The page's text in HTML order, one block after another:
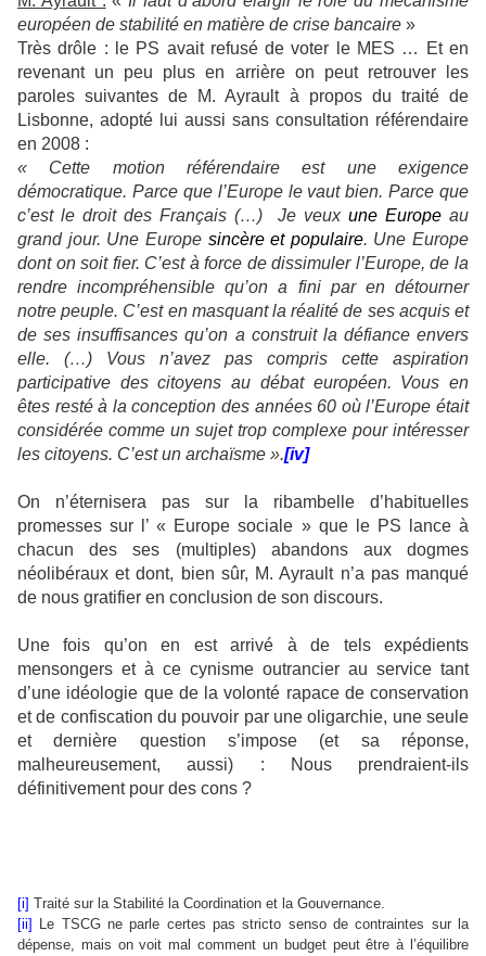
européen de stabilité en matière de crise bancaire »
Très drôle : le PS avait refusé de voter le MES … Et en
revenant un peu plus en arrière on peut retrouver les
paroles suivantes de M. Ayrault à propos du traité de
Lisbonne, adopté lui aussi sans consultation référendaire
en 2008 :
« Cette motion référendaire est une exigence
démocratique. Parce que l’Europe le vaut bien. Parce que
c’est le droit des Français (…) Je veux une Europe au
grand jour. Une Europe sincère et populaire. Une Europe
dont on soit fier. C’est à force de dissimuler l’Europe, de la
rendre incompréhensible qu’on a fini par en détourner
notre peuple. C’est en masquant la réalité de ses acquis et
de ses insuffisances qu’on a construit la défiance envers
elle. (…) Vous n’avez pas compris cette aspiration
participative des citoyens au débat européen. Vous en
êtes resté à la conception des années 60 où l’Europe était
considérée comme un sujet trop complexe pour intéresser
les citoyens. C’est un archaïsme ».[iv]
On n’éternisera pas sur la ribambelle d’habituelles
promesses sur l’ « Europe sociale » que le PS lance à
chacun des ses (multiples) abandons aux dogmes
néolibéraux et dont, bien sûr, M. Ayrault n’a pas manqué
de nous gratifier en conclusion de son discours.
Une fois qu’on en est arrivé à de tels expédients
mensongers et à ce cynisme outrancier au service tant
d’une idéologie que de la volonté rapace de conservation
et de confiscation du pouvoir par une oligarchie, une seule
et dernière question s’impose (et sa réponse,
malheureusement, aussi) : Nous prendraient-ils
définitivement pour des cons ?
[i] Traité sur la Stabilité la Coordination et la Gouvernance.
[ii]
Le TSCG ne parle certes pas stricto senso de contraintes sur la
dépense, mais on voit mal comment un budget peut être à l’équilibre